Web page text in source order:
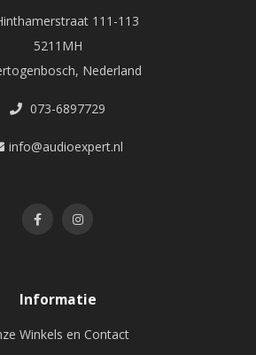
111-113
5211MH
Nederland
073-6897729
info@audioexpert.nl
Informatie
Winkels en Contact